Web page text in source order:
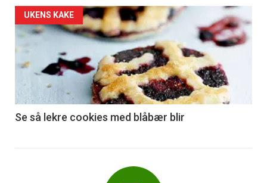
Forsiden
akkurat
nå
6
UKENS KAKE
Se så lekre cookies med blåbær blir